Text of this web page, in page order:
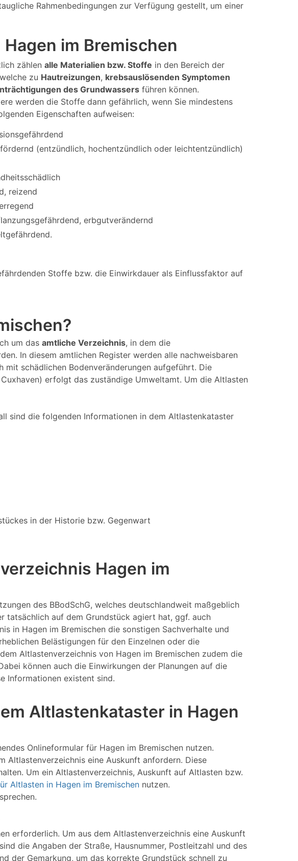
Rahmenbedingungen zur Verfügung gestellt, um einer
im Bremischen
zählen alle Materialien bzw. Stoffe in den Bereich der
zu Hautreizungen, krebsauslösenden Symptomen
des Grundwassers führen können.
werden die Stoffe dann gefährlich, wenn Sie mindestens
Eigenschaften aufweisen:
(entzündlich, hochentzündlich oder leichtentzündlich)
reizend
erbgutverändernd
Stoffe bzw. die Einwirkdauer als Einflussfaktor auf
um das amtliche Verzeichnis, in dem die
In diesem amtlichen Register werden alle nachweisbaren
schädlichen Bodenveränderungen aufgeführt. Die
erfolgt das zuständige Umweltamt. Um die Altlasten
sind die folgenden Informationen in dem Altlastenkataster
in der Historie bzw. Gegenwart
Hagen im
des BBodSchG, welches deutschlandweit maßgeblich
tatsächlich auf dem Grundstück agiert hat, ggf. auch
in Hagen im Bremischen die sonstigen Sachverhalte und
Belästigungen für den Einzelnen oder die
Altlastenverzeichnis von Hagen im Bremischen zudem die
können auch die Einwirkungen der Planungen auf die
Informationen existent sind.
Altlastenkataster in Hagen
Onlineformular für Hagen im Bremischen nutzen.
Altlastenverzeichnis eine Auskunft anfordern. Diese
Um ein Altlastenverzeichnis, Auskunft auf Altlasten bzw.
Altlasten in Hagen im Bremischen nutzen.
erforderlich. Um aus dem Altlastenverzeichnis eine Auskunft
die Angaben der Straße, Hausnummer, Postleitzahl und des
der Gemarkung, um das korrekte Grundstück schnell zu